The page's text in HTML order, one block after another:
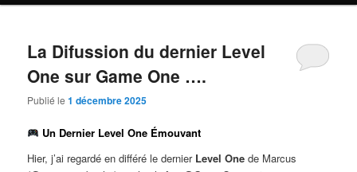
La Difussion du dernier Level
One sur Game One ….
Publié le1 décembre 2025
Un Dernier Level One Émouvant
Hier, j’ai regardé en différé le dernier Level One de Marcus